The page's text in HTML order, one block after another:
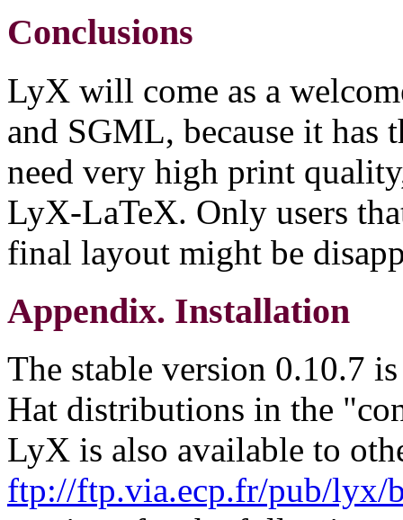
Conclusions
LyX will come as a
and SGML, because it has
need very high print
LyX-LaTeX. Only users
final layout might be
Appendix. Installation
The stable version 0.10.7
Hat distributions in the
LyX is also available to
ftp://ftp.via.ecp.fr/pub/lyx/